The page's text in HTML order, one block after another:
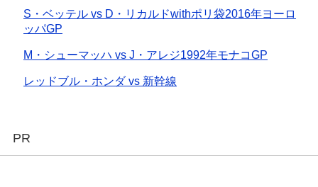
S・ベッテル vs D・リカルドwithポリ袋2016年ヨーロ
ッパGP
M・シューマッハ vs J・アレジ1992年モナコGP
レッドブル・ホンダ vs 新幹線
PR